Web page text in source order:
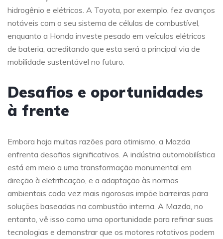
hidrogênio e elétricos. A Toyota, por exemplo, fez avanços
notáveis com o seu sistema de células de combustível,
enquanto a Honda investe pesado em veículos elétricos
de bateria, acreditando que esta será a principal via de
mobilidade sustentável no futuro.
Desafios e oportunidades
à frente
Embora haja muitas razões para otimismo, a Mazda
enfrenta desafios significativos. A indústria automobilística
está em meio a uma transformação monumental em
direção à eletrificação, e a adaptação às normas
ambientais cada vez mais rigorosas impõe barreiras para
soluções baseadas na combustão interna. A Mazda, no
entanto, vê isso como uma oportunidade para refinar suas
tecnologias e demonstrar que os motores rotativos podem